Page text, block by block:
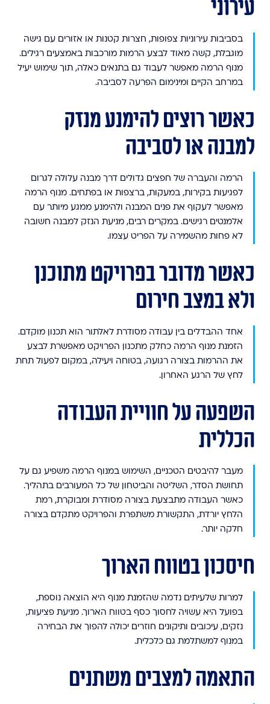
עירוני
בסביבות עירוניות צפופות, חצרות קטנות או אזורים עם גישה
מוגבלת, קשה מאוד לבצע הרמות מורכבות באמצעים רגילים.
מנוף הרמה מאפשר לעבוד גם בתנאים כאלה, תוך שימוש יעיל
במרחב הקיים ומינימום הפרעה לסביבה.
כאשר רוצים להימנע מנזק
למבנה או לסביבה
הרמה והעברה של חפצים גדולים דרך מבנה עלולה לגרום
לפגיעות בקירות, במעקות, ברצפות או בפתחים. מנוף הרמה
מאפשר לעקוף את פנים המבנה ולהימנע ממגע מיותר עם
אלמנטים רגישים. במקרים רבים, מניעת הנזק למבנה חשובה
לא פחות מהשמירה על הפריט עצמו.
כאשר מדובר בפרויקט מתוכנן
ולא במצב חירום
אחד ההבדלים בין עבודה מסודרת לאלתור הוא תכנון מוקדם.
הזמנת מנוף הרמה כחלק מתכנון הפרויקט מאפשרת לבצע
את ההרמות בצורה רגועה, בטוחה ויעילה, במקום לפעול תחת
לחץ של הרגע האחרון.
השפעה על חוויית העבודה
הכללית
מעבר להיבטים הטכניים, השימוש במנוף הרמה משפיע גם על
תחושת הסדר, השליטה והביטחון של כל המעורבים בתהליך.
כאשר העבודה מתבצעת בצורה מסודרת ומבוקרת, רמת
הלחץ יורדת, התקשורת משתפרת והפרויקט מתקדם בצורה
חלקה יותר.
חיסכון בטווח הארוך
למרות שלעיתים נדמה שהזמנת מנוף היא הוצאה נוספת,
בפועל היא עשויה לחסוך כסף בטווח הארוך. מניעת פציעות,
נזקים, עיכובים ותיקונים חוזרים יכולה להפוך את הבחירה
במנוף למשתלמת גם כלכלית.
התאמה למצבים משתנים